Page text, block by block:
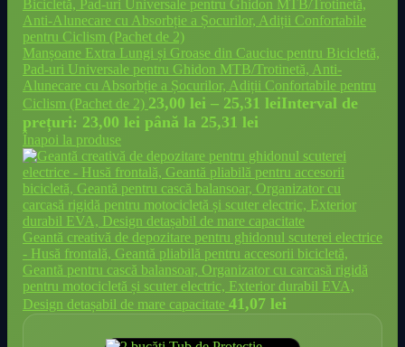
Manșoane Extra Lungi și Groase din Cauciuc pentru Bicicletă,
Pad-uri Universale pentru Ghidon MTB/Trotinetă, Anti-
Alunecare cu Absorbție a Șocurilor, Adiții Confortabile pentru
Ciclism (Pachet de 2) 23,00 lei – 25,31 leiInterval de
prețuri: 23,00 lei până la 25,31 lei
Înapoi la produse
Geantă creativă de depozitare pentru ghidonul scuterei electrice
- Husă frontală, Geantă pliabilă pentru accesorii bicicletă,
Geantă pentru cască balansoar, Organizator cu carcasă rigidă
pentru motocicletă și scuter electric, Exterior durabil EVA,
Design detașabil de mare capacitate 41,07 lei